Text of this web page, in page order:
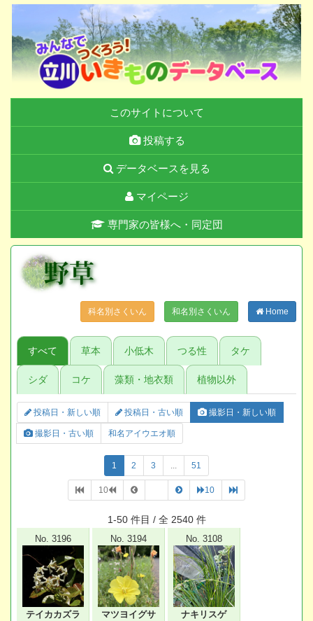
このサイトについて
投稿する
データベースを見る
マイページ
専門家の皆様へ・同定団
科名別さくいん 和名別さくいん Home
すべて 草本 小低木 つる性 タケ
シダ コケ 藻類・地衣類 植物以外
投稿日・新しい順 投稿日・古い順 撮影日・新しい順
撮影日・古い順 和名アイウエオ順
1 2 3 ... 51
10 10
1-50 件目 / 全 2540 件
No. 3196
テイカカズラ
No. 3194
マツヨイグサ
No. 3108
ナキリスゲ